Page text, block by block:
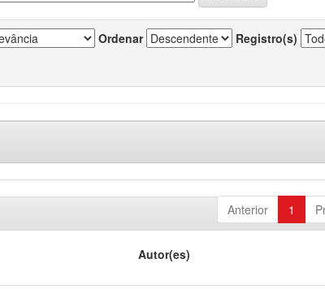
Ordenar Registro(s)
Anterior 1
Autor(es)